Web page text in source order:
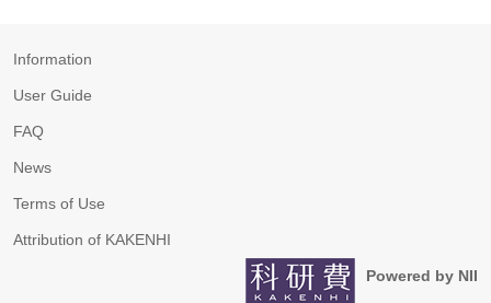
Information
User Guide
FAQ
News
Terms of Use
Attribution of KAKENHI
Powered by NII